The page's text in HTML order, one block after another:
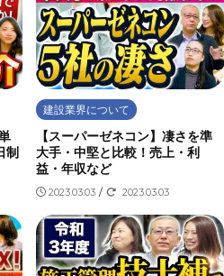
制
建設業界について
【スーパーゼネコン】凄さを準
大手・中堅と比較！売上・利
益・年収など
2023.03.03 / 2023.03.03